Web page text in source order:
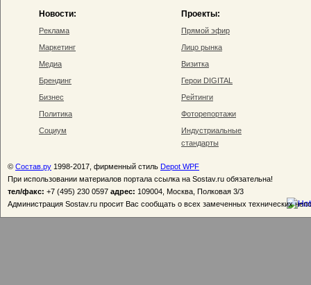
Новости:
Реклама
Маркетинг
Медиа
Брендинг
Бизнес
Политика
Социум
Проекты:
Прямой эфир
Лицо рынка
Визитка
Герои DIGITAL
Рейтинги
Фоторепортажи
Индустриальные
стандарты
© Состав.ру 1998-2017, фирменный стиль Depot WPF
При использовании материалов портала ссылка на Sostav.ru обязательна!
тел/факс: +7 (495) 230 0597 адрес: 109004, Москва, Полковая 3/3
Администрация Sostav.ru просит Вас сообщать о всех замеченных технических